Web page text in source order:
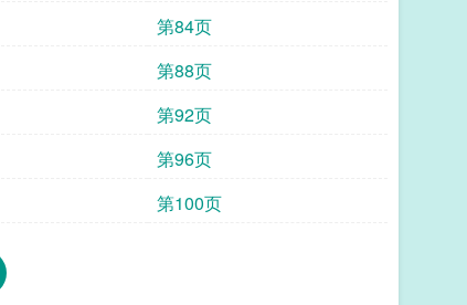
第84页
第88页
第92页
第96页
第100页